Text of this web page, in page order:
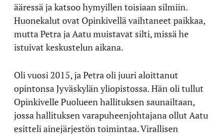
ääressä ja katsoo hymyillen toisiaan silmiin.
Huonekalut ovat Opinkivellä vaihtaneet paikkaa,
mutta Petra ja Aatu muistavat silti, missä he
istuivat keskustelun aikana.
Oli vuosi 2015, ja Petra oli juuri aloittanut
opintonsa Jyväskylän yliopistossa. Hän oli tullut
Opinkivelle Puolueen hallituksen saunailtaan,
jossa hallituksen varapuheenjohtajana ollut Aatu
esitteli ainejärjestön toimintaa. Virallisen